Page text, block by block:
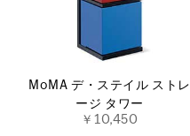
MoMA デ・ステイル ストレ
ージ タワー
￥10,450